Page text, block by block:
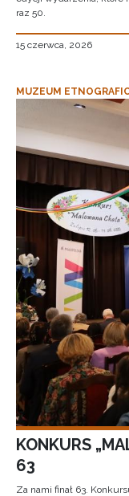
raz 50.
15 czerwca, 2026
MUZEUM
KONKURS
63
Za nami finał 63.